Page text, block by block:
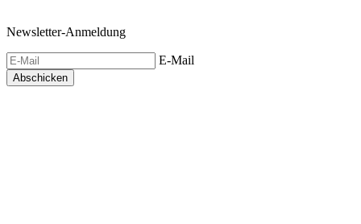
Newsletter-Anmeldung
E-Mail
Abschicken